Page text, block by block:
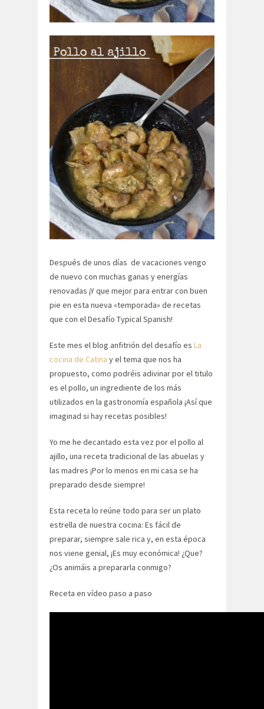
Después de unos días de vacaciones vengo
de nuevo con muchas ganas y energías
renovadas ¡Y que mejor para entrar con buen
pie en esta nueva «temporada» de recetas
que con el Desafío Typical Spanish!
Este mes el blog anfitrión del desafío es La
cocina de Catina y el tema que nos ha
propuesto, como podréis adivinar por el titulo
es el pollo, un ingrediente de los más
utilizados en la gastronomía española ¡Así que
imaginad si hay recetas posibles!
Yo me he decantado esta vez por el pollo al
ajillo, una receta tradicional de las abuelas y
las madres ¡Por lo menos en mi casa se ha
preparado desde siempre!
Esta receta lo reúne todo para ser un plato
estrella de nuestra cocina: Es fácil de
preparar, siempre sale rica y, en esta época
nos viene genial, ¡Es muy económica! ¿Que?
¿Os animáis a prepararla conmigo?
Receta en vídeo paso a paso